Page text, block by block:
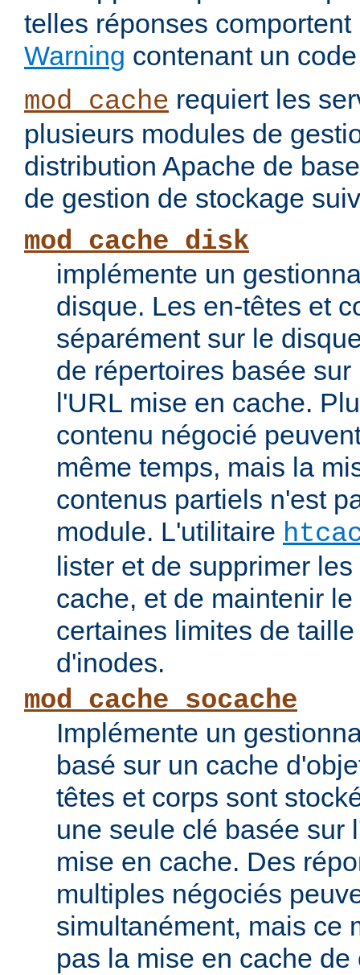
telles réponses
Warning contenant un
mod_cache requiert les
plusieurs modules de
distribution Apache de
de gestion de stockage
mod_cache_disk
implémente un
disque. Les en-têtes et
séparément sur le
de répertoires basée
l'URL mise en cache.
contenu négocié
même temps, mais la
contenus partiels n'est
module. L'utilitaire
lister et de supprimer
cache, et de maintenir
certaines limites de
d'inodes.
mod_cache_socache
Implémente un
basé sur un cache
têtes et corps sont
une seule clé basée sur
mise en cache. Des
multiples négociés
simultanément, mais ce
pas la mise en cache